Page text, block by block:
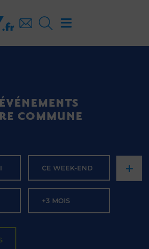
COMMUNE
CE WEEK-END
+3 MOIS
+